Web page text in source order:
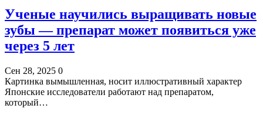
Ученые научились выращивать новые
зубы — препарат может появиться уже
через 5 лет
Сен 28, 2025 0
Картинка вымышленная, носит иллюстративный характер
Японские исследователи работают над препаратом,
который…